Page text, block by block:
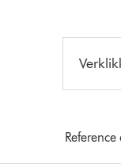
Reference